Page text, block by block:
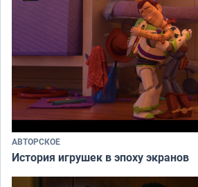
АВТОРСКОЕ
История игрушек в эпоху экранов